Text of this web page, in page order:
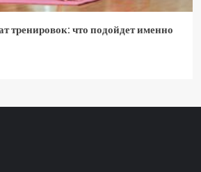
тренировок: что подойдет именно